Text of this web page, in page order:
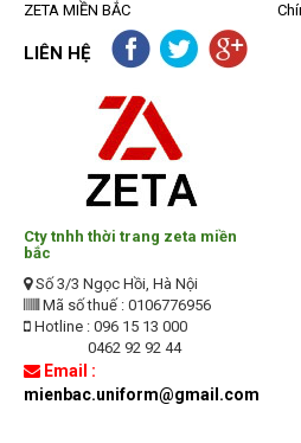
ZETA MIỀN BẮC
LIÊN HỆ
Cty tnhh thời trang zeta miền
bắc
Số 3/3 Ngọc Hồi, Hà Nội
Mã số thuế : 0106776956
Hotline : 096 15 13 000
0462 92 92 44
Email :
mienbac.uniform@gmail.com